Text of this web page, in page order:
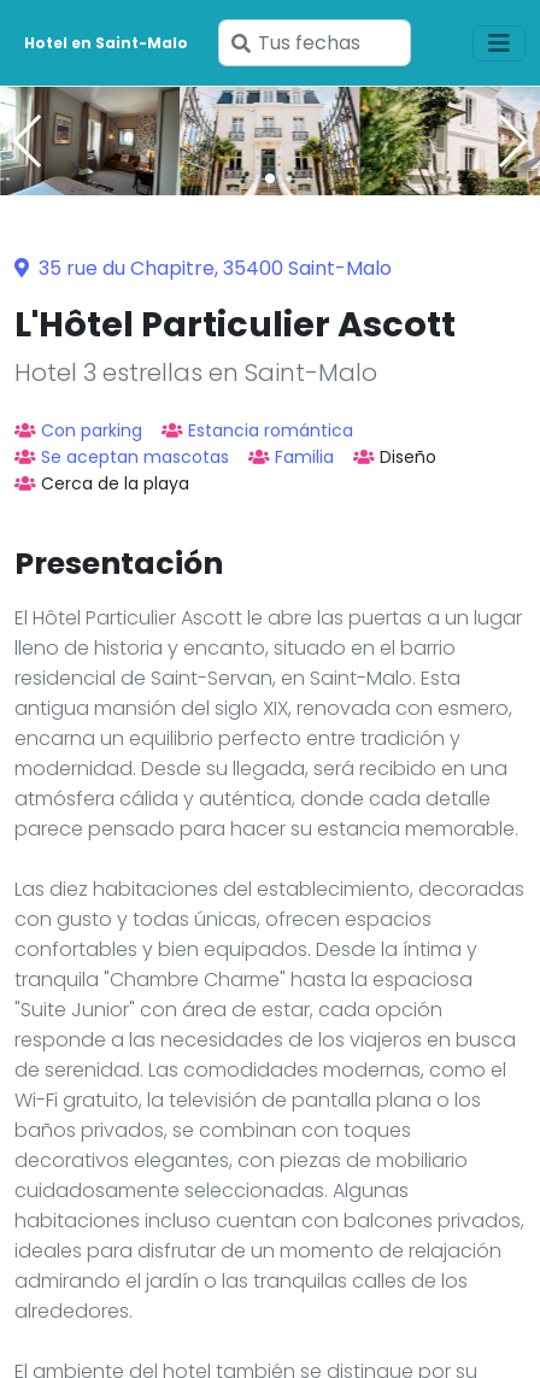
Hotel en Saint-Malo
Ingresa
tus
fechas
35 rue du Chapitre, 35400 Saint-Malo
L'Hôtel Particulier Ascott
Hotel 3 estrellas en Saint-Malo
Con parking
Estancia romántica
Se aceptan mascotas
Familia
Diseño
Cerca de la playa
Presentación
El Hôtel Particulier Ascott le abre las puertas a un lugar
lleno de historia y encanto, situado en el barrio
residencial de Saint-Servan, en Saint-Malo. Esta
antigua mansión del siglo XIX, renovada con esmero,
encarna un equilibrio perfecto entre tradición y
modernidad. Desde su llegada, será recibido en una
atmósfera cálida y auténtica, donde cada detalle
parece pensado para hacer su estancia memorable.
Las diez habitaciones del establecimiento, decoradas
con gusto y todas únicas, ofrecen espacios
confortables y bien equipados. Desde la íntima y
tranquila "Chambre Charme" hasta la espaciosa
"Suite Junior" con área de estar, cada opción
responde a las necesidades de los viajeros en busca
de serenidad. Las comodidades modernas, como el
Wi-Fi gratuito, la televisión de pantalla plana o los
baños privados, se combinan con toques
decorativos elegantes, con piezas de mobiliario
cuidadosamente seleccionadas. Algunas
habitaciones incluso cuentan con balcones privados,
ideales para disfrutar de un momento de relajación
admirando el jardín o las tranquilas calles de los
alrededores.
El ambiente del hotel también se distingue por su